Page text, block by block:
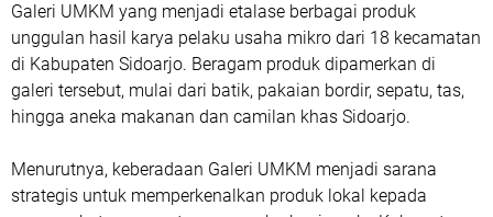
Galeri UMKM yang menjadi etalase berbagai produk
unggulan hasil karya pelaku usaha mikro dari 18 kecamatan
di Kabupaten Sidoarjo. Beragam produk dipamerkan di
galeri tersebut, mulai dari batik, pakaian bordir, sepatu, tas,
hingga aneka makanan dan camilan khas Sidoarjo.
Menurutnya, keberadaan Galeri UMKM menjadi sarana
strategis untuk memperkenalkan produk lokal kepada